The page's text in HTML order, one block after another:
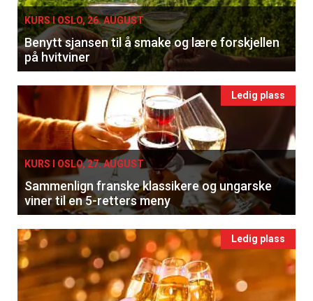
KURS I OSLO, 26. AUGUST
Benytt sjansen til å smake og lære forskjellen
på hvitviner
Ledig plass
KURS I OSLO, 27. AUGUST
Sammenlign franske klassikere og ungarske
viner til en 5-retters meny
Ledig plass